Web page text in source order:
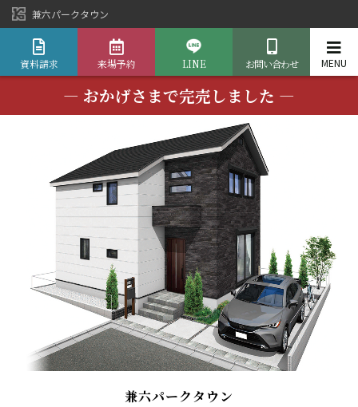
兼六パークタウン
資料請求 来場予約 LINE お問い合わせ
― おかげさまで完売しました ―
兼六パークタウン